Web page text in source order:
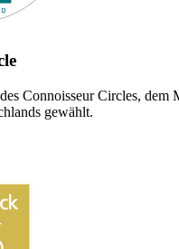
Connoisseur Circles,
gewählt.